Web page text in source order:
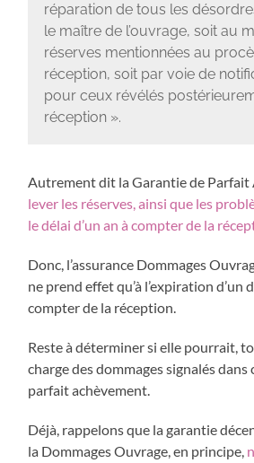
réparation de tous les
le maître de l’ouvrage, soit au
réserves mentionnées au
réception, soit par voie de
pour ceux révélés
réception ».
Autrement dit la Garantie de
lever les réserves, ainsi que les
le délai d’un an à compter de la
Donc, l’assurance Dommages
ne prend effet qu’à l’expiration d’un
compter de la réception.
Reste à déterminer si elle pourrait,
charge des dommages signalés dans
parfait achèvement.
Déjà, rappelons que la garantie
la Dommages Ouvrage, en principe,